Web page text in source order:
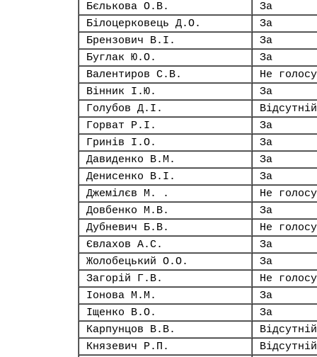
Бєлькова О.В.
За
Білоцерковець Д.О.
За
Брензович В.І.
За
Буглак Ю.О.
За
Валентиров С.В.
Не
Вінник І.Ю.
За
Голубов Д.І.
Відсутній
Горват Р.І.
За
Гринів І.О.
За
Давиденко В.М.
За
Денисенко В.І.
За
Джемілєв М. .
Не
Довбенко М.В.
За
Дубневич Б.В.
Не
Євлахов А.С.
За
Жолобецький О.О.
За
Загорій Г.В.
Не
Іонова М.М.
За
Іщенко В.О.
За
Карпунцов В.В.
Відсутній
Князевич Р.П.
Відсутній